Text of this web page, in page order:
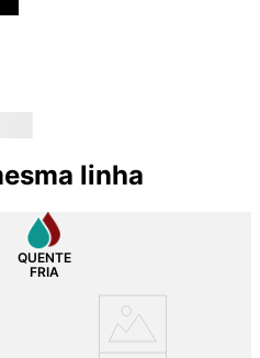
linha